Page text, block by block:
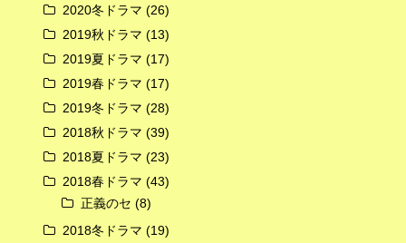
2020冬ドラマ (26)
2019秋ドラマ (13)
2019夏ドラマ (17)
2019春ドラマ (17)
2019冬ドラマ (28)
2018秋ドラマ (39)
2018夏ドラマ (23)
2018春ドラマ (43)
正義のセ (8)
2018冬ドラマ (19)